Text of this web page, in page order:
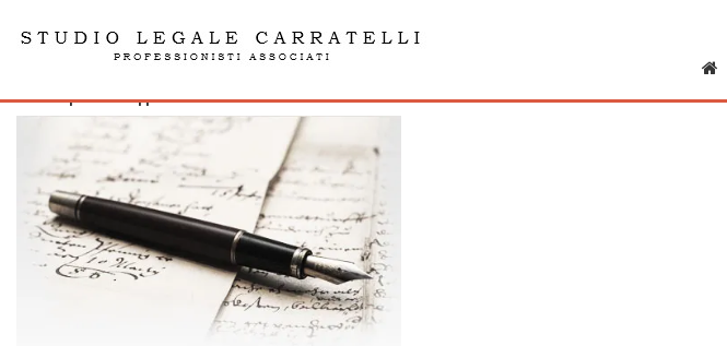
penna
admin | 29.03.22| | 0 Comments